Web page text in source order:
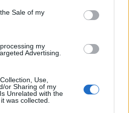
Sale of my
my
Advertising.
Use,
or Sharing of my
Unrelated with the
was collected.
34 005 visningar
351 kommentarer
940/s90 turbo
"Summer
Racermouse
58 533 visningar575 kommentarer
332
22 april 11